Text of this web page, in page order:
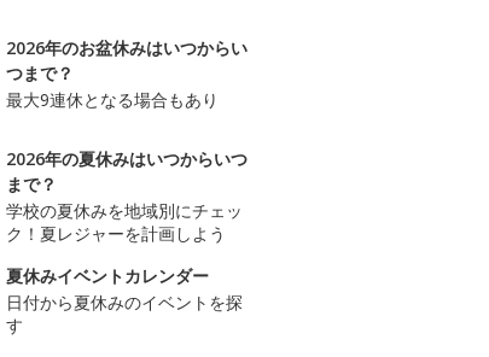
2026年のお盆休みはいつからい
つまで？
最大9連休となる場合もあり
2026年の夏休みはいつからいつ
まで？
学校の夏休みを地域別にチェッ
ク！夏レジャーを計画しよう
夏休みイベントカレンダー
日付から夏休みのイベントを探
す